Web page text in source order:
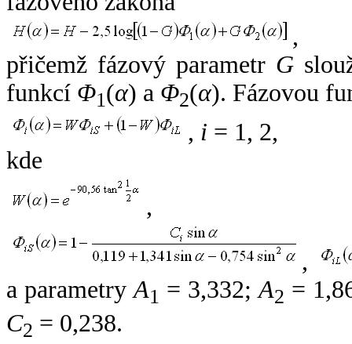
,
přičemž fázový parametr G
funkcí Φ1(α) a Φ2(α). Fázovou
, i = 1, 2,
kde
,
,
a parametryA1 = 3,332;A2 =
C2 = 0,238.